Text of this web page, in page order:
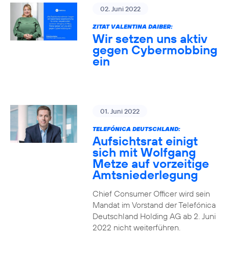
02. Juni 2022
ZITAT VALENTINA DAIBER:
Wir setzen uns aktiv
gegen Cybermobbing
ein
01. Juni 2022
TELEFÓNICA DEUTSCHLAND:
Aufsichtsrat einigt
sich mit Wolfgang
Metze auf vorzeitige
Amtsniederlegung
Chief Consumer Officer wird sein
Mandat im Vorstand der Telefónica
Deutschland Holding AG ab 2. Juni
2022 nicht weiterführen.